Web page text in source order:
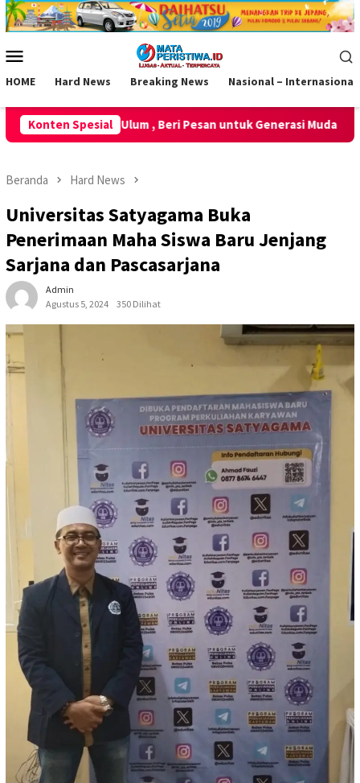
Loncat
ke
Mobile
HOME Hard News Breaking News Nasional – Internasional
Konten Spesial
untuk Generasi Muda Polsek Cisaga Aktif
Beranda Hard News
Universitas Satyagama Buka
Penerimaan Maha Siswa Baru Jenjang
Sarjana dan Pascasarjana
Admin
Agustus 5, 2024
350 Dilihat